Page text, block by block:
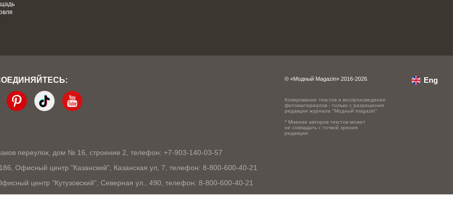
переулок, дом № 16, строение 2, телефон: +7-903-140-03-57
Офисный центр "Казанский", Казанская ул, 7, телефон: 8-800-600-40-21
центр "Кутузовский", Северная ул., 490, телефон: 8-800-600-40-21
© «Модный Magazin» 2016-2026.
Копирование текстов и воспроизведение
фотоматериалов - только с разрешения
редакции журнала "Модный magazin".
* Мнение авторов текстов может
не совпадать с точкой зрения
редакции.
Eng